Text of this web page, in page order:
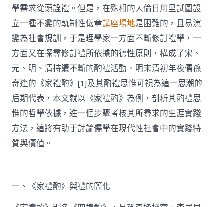
學需求從頭詮禮。但是，在殊相的人倫日用里試圖設
立一種不變的軌制性儀章講座場地是困難的，且易演
變為社會規訓，于是理學家一方面不斷修訂禮學，一
方面又在探尋修訂禮所依據的德性原則，構成了宋、
元、明、清持續不斷的酌禮活動。明末清初年夜儒孫
奇逢的《家禮酌》[1]及其酌禮思惟可視為這一思潮的
后期代表，本文就以《家禮酌》為例，剖析其酌禮思
惟的哲學依據，進一個步驟考核其所尋求的生涯實踐
方法，這將有助于討論儒學在現代性社會中的實踐特
質與價值。
一、《家禮酌》與禮的簡化